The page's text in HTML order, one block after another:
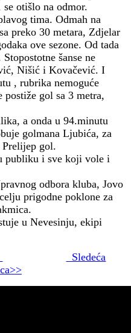
se otišlo na odmor.
tima. Odmah na
preko 30 metara, Zdjelar
ove sezone. Od tada
šanse ne
Nišić i Kovačević. I
, rubrika nemoguće
gol sa 3 metra,
a onda u 94.minutu
golmana Ljubića, za
gol.
publiku i sve koji vole i
odbora kluba, Jovo
prigodne poklone za
u Nevesinju, ekipi
Sledeća